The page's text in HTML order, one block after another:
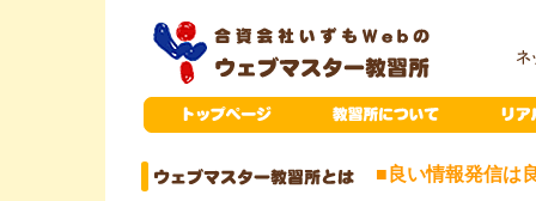
■良い情報発信